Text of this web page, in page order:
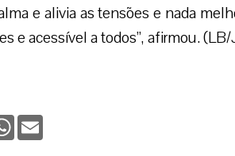
e alivia as tensões e nada
e acessível a todos”, afirmou.
WhatsApp